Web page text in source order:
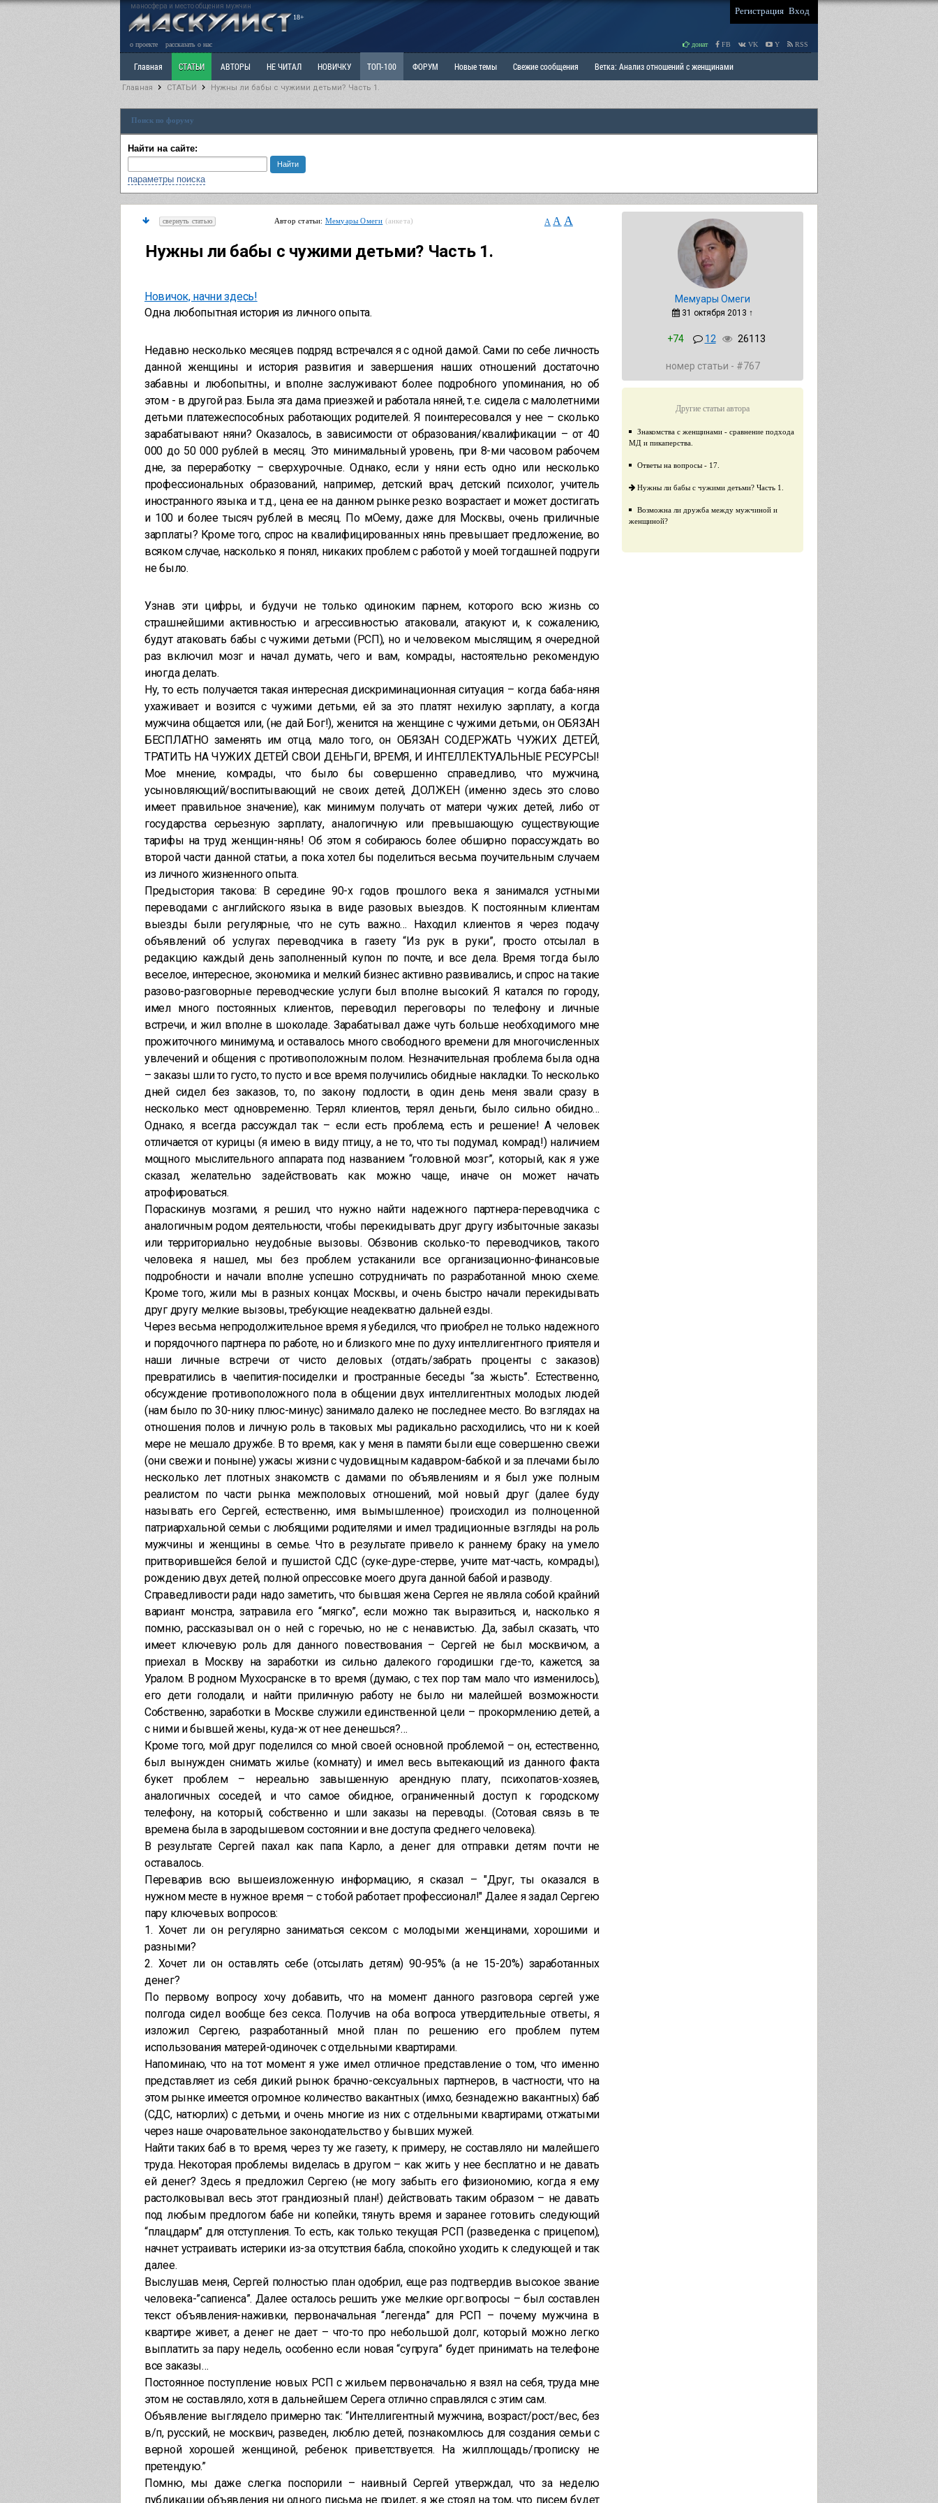
маносфера и место общения мужчин
18+
Регистрация Вход
о проекте рассказать о нас донат FB VK Y RSS
Главная СТАТЬИ АВТОРЫ НЕ ЧИТАЛ НОВИЧКУ ТОП-100 ФОРУМ Новые темы Свежие сообщения Ветка: Анализ отношений с женщинами
Ветка: Расстаюсь или Развожусь. САНЧАС Ветка: Наболевшее. Выскажись!
РАЗДЕЛ: Разное
Главная СТАТЬИ Нужны ли бабы с чужими детьми? Часть 1.
Поиск по форуму
Найти на сайте:
параметры поиска
свернуть статью Автор статьи: Мемуары Омеги (анкета) A A A
Нужны ли бабы с чужими детьми? Часть 1.
Новичок, начни здесь!
Одна любопытная история из личного опыта.
Недавно несколько месяцев подряд встречался я с одной дамой. Сами по себе личность
данной женщины и история развития и завершения наших отношений достаточно
забавны и любопытны, и вполне заслуживают более подробного упоминания, но об
этом - в другой раз. Была эта дама приезжей и работала няней, т.е. сидела с малолетними
детьми платежеспособных работающих родителей. Я поинтересовался у нее – сколько
зарабатывают няни? Оказалось, в зависимости от образования/квалификации – от 40
000 до 50 000 рублей в месяц. Это минимальный уровень, при 8-ми часовом рабочем
дне, за переработку – сверхурочные. Однако, если у няни есть одно или несколько
профессиональных образований, например, детский врач, детский психолог, учитель
иностранного языка и т.д., цена ее на данном рынке резко возрастает и может достигать
и 100 и более тысяч рублей в месяц. По мОему, даже для Москвы, очень приличные
зарплаты? Кроме того, спрос на квалифицированных нянь превышает предложение, во
всяком случае, насколько я понял, никаких проблем с работой у моей тогдашней подруги
не было.
Узнав эти цифры, и будучи не только одиноким парнем, которого всю жизнь со
страшнейшими активностью и агрессивностью атаковали, атакуют и, к сожалению,
будут атаковать бабы с чужими детьми (РСП), но и человеком мыслящим, я очередной
раз включил мозг и начал думать, чего и вам, комрады, настоятельно рекомендую
иногда делать.
Ну, то есть получается такая интересная дискриминационная ситуация – когда баба-няня
ухаживает и возится с чужими детьми, ей за это платят нехилую зарплату, а когда
мужчина общается или, (не дай Бог!), женится на женщине с чужими детьми, он ОБЯЗАН
БЕСПЛАТНО заменять им отца, мало того, он ОБЯЗАН СОДЕРЖАТЬ ЧУЖИХ ДЕТЕЙ,
ТРАТИТЬ НА ЧУЖИХ ДЕТЕЙ СВОИ ДЕНЬГИ, ВРЕМЯ, И ИНТЕЛЛЕКТУАЛЬНЫЕ РЕСУРСЫ!
Мое мнение, комрады, что было бы совершенно справедливо, что мужчина,
усыновляющий/воспитывающий не своих детей, ДОЛЖЕН (именно здесь это слово
имеет правильное значение), как минимум получать от матери чужих детей, либо от
государства серьезную зарплату, аналогичную или превышающую существующие
тарифы на труд женщин-нянь! Об этом я собираюсь более обширно порассуждать во
второй части данной статьи, а пока хотел бы поделиться весьма поучительным случаем
из личного жизненного опыта.
Предыстория такова: В середине 90-х годов прошлого века я занимался устными
переводами с английского языка в виде разовых выездов. К постоянным клиентам
выезды были регулярные, что не суть важно… Находил клиентов я через подачу
объявлений об услугах переводчика в газету “Из рук в руки”, просто отсылал в
редакцию каждый день заполненный купон по почте, и все дела. Время тогда было
веселое, интересное, экономика и мелкий бизнес активно развивались, и спрос на такие
разово-разговорные переводческие услуги был вполне высокий. Я катался по городу,
имел много постоянных клиентов, переводил переговоры по телефону и личные
встречи, и жил вполне в шоколаде. Зарабатывал даже чуть больше необходимого мне
прожиточного минимума, и оставалось много свободного времени для многочисленных
увлечений и общения с противоположным полом. Незначительная проблема была одна
– заказы шли то густо, то пусто и все время получились обидные накладки. То несколько
дней сидел без заказов, то, по закону подлости, в один день меня звали сразу в
несколько мест одновременно. Терял клиентов, терял деньги, было сильно обидно…
Однако, я всегда рассуждал так – если есть проблема, есть и решение! А человек
отличается от курицы (я имею в виду птицу, а не то, что ты подумал, комрад!) наличием
мощного мыслительного аппарата под названием “головной мозг”, который, как я уже
сказал, желательно задействовать как можно чаще, иначе он может начать
атрофироваться.
Пораскинув мозгами, я решил, что нужно найти надежного партнера-переводчика с
аналогичным родом деятельности, чтобы перекидывать друг другу избыточные заказы
или территориально неудобные вызовы. Обзвонив сколько-то переводчиков, такого
человека я нашел, мы без проблем устаканили все организационно-финансовые
подробности и начали вполне успешно сотрудничать по разработанной мною схеме.
Кроме того, жили мы в разных концах Москвы, и очень быстро начали перекидывать
друг другу мелкие вызовы, требующие неадекватно дальней езды.
Через весьма непродолжительное время я убедился, что приобрел не только надежного
и порядочного партнера по работе, но и близкого мне по духу интеллигентного приятеля и
наши личные встречи от чисто деловых (отдать/забрать проценты с заказов)
превратились в чаепития-посиделки и пространные беседы “за жысть”. Естественно,
обсуждение противоположного пола в общении двух интеллигентных молодых людей
(нам было по 30-нику плюс-минус) занимало далеко не последнее место. Во взглядах на
отношения полов и личную роль в таковых мы радикально расходились, что ни к коей
мере не мешало дружбе. В то время, как у меня в памяти были еще совершенно свежи
(они свежи и поныне) ужасы жизни с чудовищным кадавром-бабкой и за плечами было
несколько лет плотных знакомств с дамами по объявлениям и я был уже полным
реалистом по части рынка межполовых отношений, мой новый друг (далее буду
называть его Сергей, естественно, имя вымышленное) происходил из полноценной
патриархальной семьи с любящими родителями и имел традиционные взгляды на роль
мужчины и женщины в семье. Что в результате привело к раннему браку на умело
притворившейся белой и пушистой СДС (суке-дуре-стерве, учите мат-часть, комрады),
рождению двух детей, полной опрессовке моего друга данной бабой и разводу.
Справедливости ради надо заметить, что бывшая жена Сергея не являла собой крайний
вариант монстра, затравила его “мягко”, если можно так выразиться, и, насколько я
помню, рассказывал он о ней с горечью, но не с ненавистью. Да, забыл сказать, что
имеет ключевую роль для данного повествования – Сергей не был москвичом, а
приехал в Москву на заработки из сильно далекого городишки где-то, кажется, за
Уралом. В родном Мухосранске в то время (думаю, с тех пор там мало что изменилось),
его дети голодали, и найти приличную работу не было ни малейшей возможности.
Собственно, заработки в Москве служили единственной цели – прокормлению детей, а
с ними и бывшей жены, куда-ж от нее денешься?…
Кроме того, мой друг поделился со мной своей основной проблемой – он, естественно,
был вынужден снимать жилье (комнату) и имел весь вытекающий из данного факта
букет проблем – нереально завышенную арендную плату, психопатов-хозяев,
аналогичных соседей, и что самое обидное, ограниченный доступ к городскому
телефону, на который, собственно и шли заказы на переводы. (Сотовая связь в те
времена была в зародышевом состоянии и вне доступа среднего человека).
В результате Сергей пахал как папа Карло, а денег для отправки детям почти не
оставалось.
Переварив всю вышеизложенную информацию, я сказал – "Друг, ты оказался в
нужном месте в нужное время – с тобой работает профессионал!" Далее я задал Сергею
пару ключевых вопросов:
1. Хочет ли он регулярно заниматься сексом с молодыми женщинами, хорошими и
разными?
2. Хочет ли он оставлять себе (отсылать детям) 90-95% (а не 15-20%) заработанных
денег?
По первому вопросу хочу добавить, что на момент данного разговора сергей уже
полгода сидел вообще без секса. Получив на оба вопроса утвердительные ответы, я
изложил Сергею, разработанный мной план по решению его проблем путем
использования матерей-одиночек с отдельными квартирами.
Напоминаю, что на тот момент я уже имел отличное представление о том, что именно
представляет из себя дикий рынок брачно-сексуальных партнеров, в частности, что на
этом рынке имеется огромное количество вакантных (имхо, безнадежно вакантных) баб
(СДС, натюрлих) с детьми, и очень многие из них с отдельными квартирами, отжатыми
через наше очаровательное законодательство у бывших мужей.
Найти таких баб в то время, через ту же газету, к примеру, не составляло ни малейшего
труда. Некоторая проблемы виделась в другом – как жить у нее бесплатно и не давать
ей денег? Здесь я предложил Сергею (не могу забыть его физиономию, когда я ему
растолковывал весь этот грандиозный план!) действовать таким образом – не давать
под любым предлогом бабе ни копейки, тянуть время и заранее готовить следующий
“плацдарм” для отступления. То есть, как только текущая РСП (разведенка с прицепом),
начнет устраивать истерики из-за отсутствия бабла, спокойно уходить к следующей и так
далее.
Выслушав меня, Сергей полностью план одобрил, еще раз подтвердив высокое звание
человека-”сапиенса”. Далее осталось решить уже мелкие орг.вопросы – был составлен
текст объявления-наживки, первоначальная “легенда” для РСП – почему мужчина в
квартире живет, а денег не дает – что-то про небольшой долг, который можно легко
выплатить за пару недель, особенно если новая “супруга” будет принимать на телефоне
все заказы…
Постоянное поступление новых РСП с жильем первоначально я взял на себя, труда мне
этом не составляло, хотя в дальнейшем Серега отлично справлялся с этим сам.
Объявление выглядело примерно так: “Интеллигентный мужчина, возраст/рост/вес, без
в/п, русский, не москвич, разведен, люблю детей, познакомлюсь для создания семьи с
верной хорошей женщиной, ребенок приветствуется. На жилплощадь/прописку не
претендую.”
Помню, мы даже слегка поспорили – наивный Сергей утверждал, что за неделю
публикации объявления ни одного письма не придет, я же стоял на том, что писем будет
Мемуары Омеги
31 октября 2013 ↑
+74 12 26113
номер статьи - #767
Другие статьи автора
Знакомства с женщинами - сравнение подхода
МД и пикаперства.
Ответы на вопросы - 17.
Нужны ли бабы с чужими детьми? Часть 1.
Возможна ли дружба между мужчиной и
женщиной?